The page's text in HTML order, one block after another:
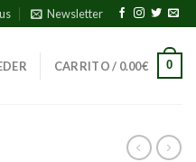
Newsletter
CARRITO / 0.00€ 0